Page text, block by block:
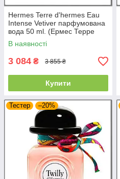
Hermes Terre d'hermes Eau
Intense Vetiver парфумована
вода 50 ml. (Ермес Терре
Д'Ермес Еау Інтенс Ветівер)
В наявності
3 084 ₴ 3 855 ₴
Купити
Тестер –20%